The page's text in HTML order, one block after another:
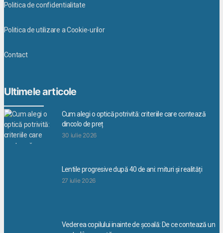
Politica de confidentialitate
Politica de utilizare a Cookie-urilor
Contact
Ultimele articole
Cum alegi o optică potrivită: criteriile care contează
dincolo de preț
30 iulie 2026
Lentile progresive după 40 de ani: mituri și realități
27 iulie 2026
Vederea copilului inainte de școală: De ce contează un